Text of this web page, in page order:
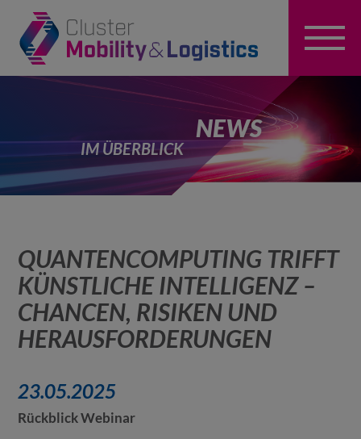
NEWS
IM ÜBERBLICK
QUANTENCOMPUTING TRIFFT
KÜNSTLICHE INTELLIGENZ –
CHANCEN, RISIKEN UND
HERAUSFORDERUNGEN
23.05.2025
Rückblick Webinar